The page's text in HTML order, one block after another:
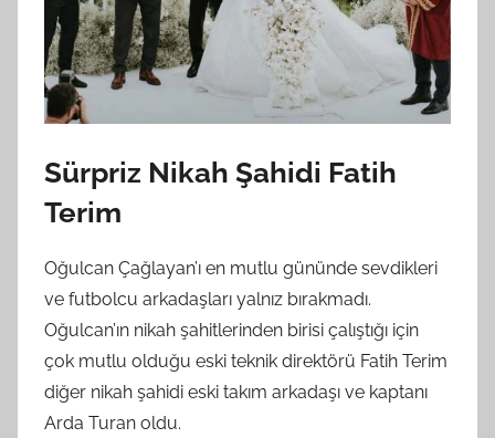
Sürpriz Nikah Şahidi Fatih
Terim
Oğulcan Çağlayan’ı en mutlu gününde sevdikleri
ve futbolcu arkadaşları yalnız bırakmadı.
Oğulcan’ın nikah şahitlerinden birisi çalıştığı için
çok mutlu olduğu eski teknik direktörü Fatih Terim
diğer nikah şahidi eski takım arkadaşı ve kaptanı
Arda Turan oldu.